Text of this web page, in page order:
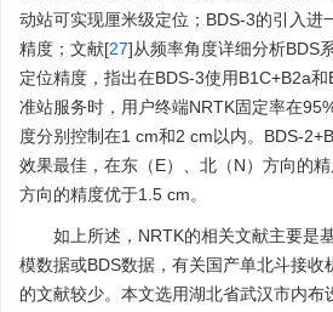
动站可实现厘米级定位；BDS-3的引入进
精度；文献[27]从频率角度详细分析BDS
定位精度，指出在BDS-3使用B1C+B2a
准站服务时，用户终端NRTK固定率在
度分别控制在1 cm和2 cm以内。BDS-
效果最佳，在东（E）、北（N）方向的精
方向的精度优于1.5 cm。
如上所述，NRTK的相关文献主要是
模数据或BDS数据，有关国产单北斗接收
的文献较少。本文选用湖北省武汉市内布